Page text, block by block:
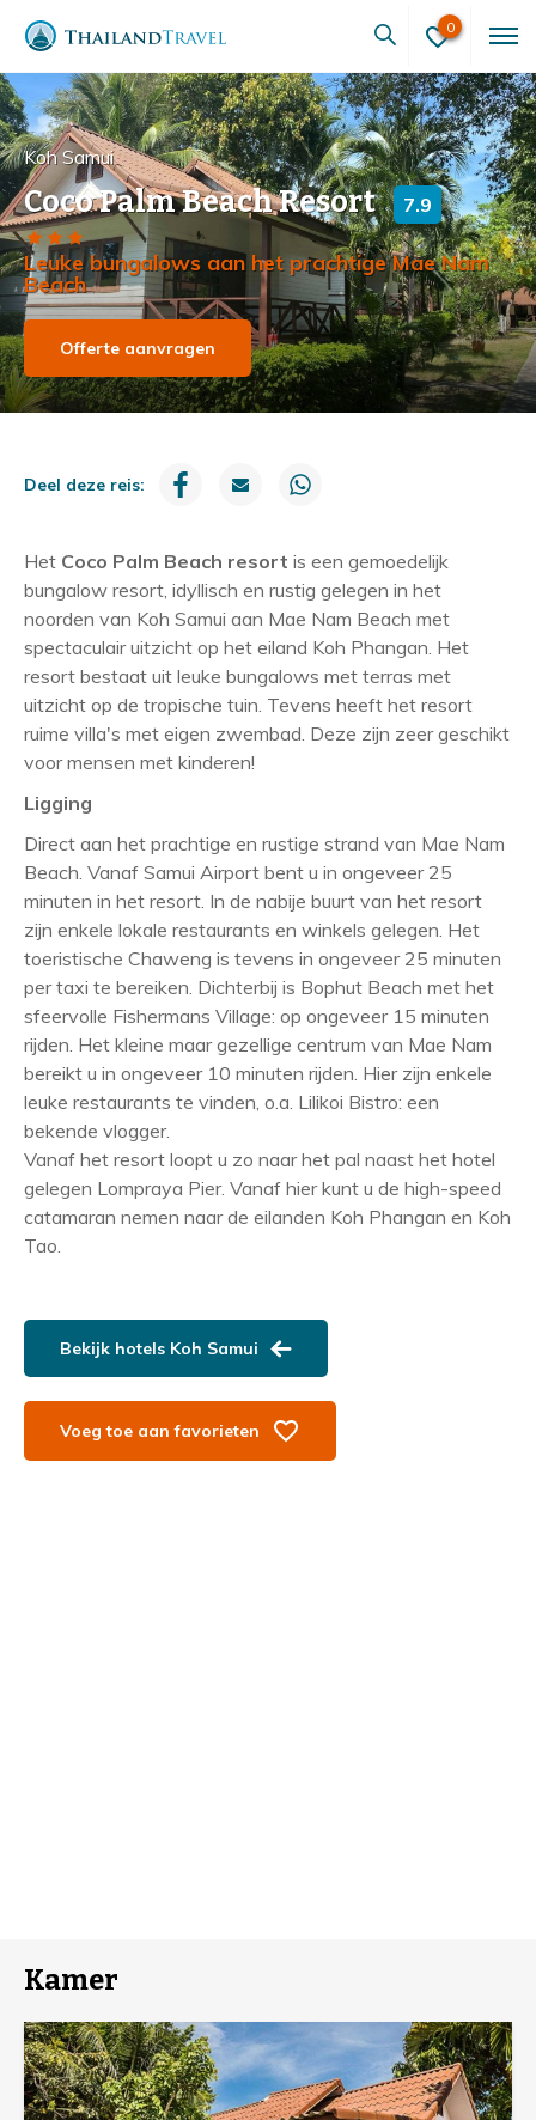
0
Koh Samui
Coco Palm Beach Resort 7.9
Leuke bungalows aan het prachtige Mae Nam
Beach
Offerte aanvragen
Deel deze reis:
Het Coco Palm Beach resort is een gemoedelijk
bungalow resort, idyllisch en rustig gelegen in het
noorden van Koh Samui aan Mae Nam Beach met
spectaculair uitzicht op het eiland Koh Phangan. Het
resort bestaat uit leuke bungalows met terras met
uitzicht op de tropische tuin. Tevens heeft het resort
ruime villa's met eigen zwembad. Deze zijn zeer geschikt
voor mensen met kinderen!
Ligging
Direct aan het prachtige en rustige strand van Mae Nam
Beach. Vanaf Samui Airport bent u in ongeveer 25
minuten in het resort. In de nabije buurt van het resort
zijn enkele lokale restaurants en winkels gelegen. Het
toeristische Chaweng is tevens in ongeveer 25 minuten
per taxi te bereiken. Dichterbij is Bophut Beach met het
sfeervolle Fishermans Village: op ongeveer 15 minuten
rijden. Het kleine maar gezellige centrum van Mae Nam
bereikt u in ongeveer 10 minuten rijden. Hier zijn enkele
leuke restaurants te vinden, o.a. Lilikoi Bistro: een
bekende vlogger.
Vanaf het resort loopt u zo naar het pal naast het hotel
gelegen Lompraya Pier. Vanaf hier kunt u de high-speed
catamaran nemen naar de eilanden Koh Phangan en Koh
Tao.
Bekijk hotels Koh Samui
Voeg toe aan favorieten
Kamer